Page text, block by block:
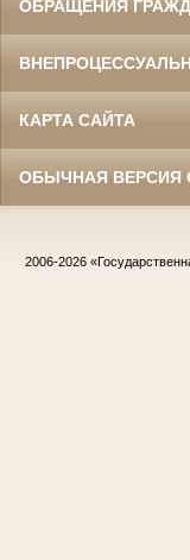
ОБРАЩЕНИЯ
КАРТА САЙТА
ОБЫЧНАЯ ВЕРСИЯ
2006-2026